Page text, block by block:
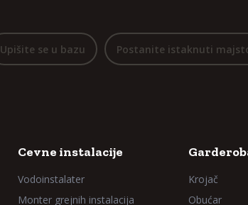
Upišite se u bazu Postanite istaknuti
Cevne instalacije
Vodoinstalater
Monter grejnih instalacija
Krojač
Obućar